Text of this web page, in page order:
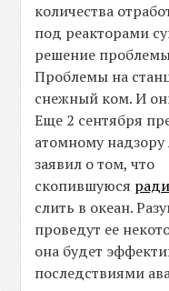
количества
под реакторами
решение
Проблемы на
снежный ком. И
Еще 2 сентября
атомному
заявил о том, что
скопившуюся
слить в океан.
проведут ее
она будет
последствиями